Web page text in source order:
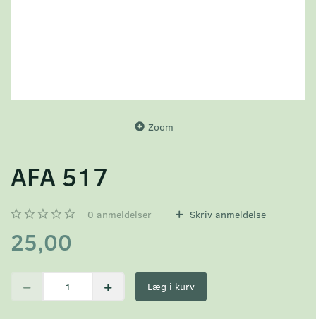
Zoom
AFA 517
0 anmeldelser Skriv anmeldelse
25,00
Læg i kurv